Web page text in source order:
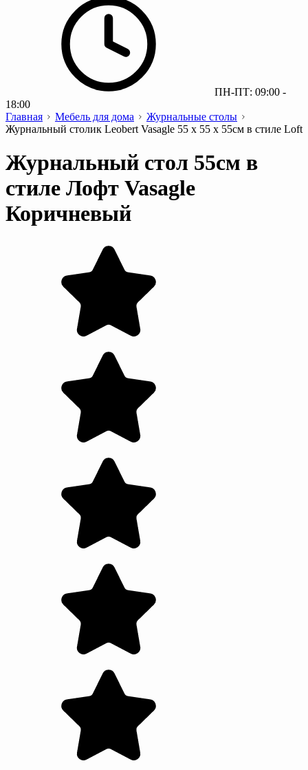
ПН-ПТ: 09:00 -
18:00
Главная
Мебель для дома
Журнальные столы
Журнальный столик Leobert Vasagle 55 x 55 x 55см в стиле Loft
Журнальный стол 55см в
стиле Лофт Vasagle
Коричневый